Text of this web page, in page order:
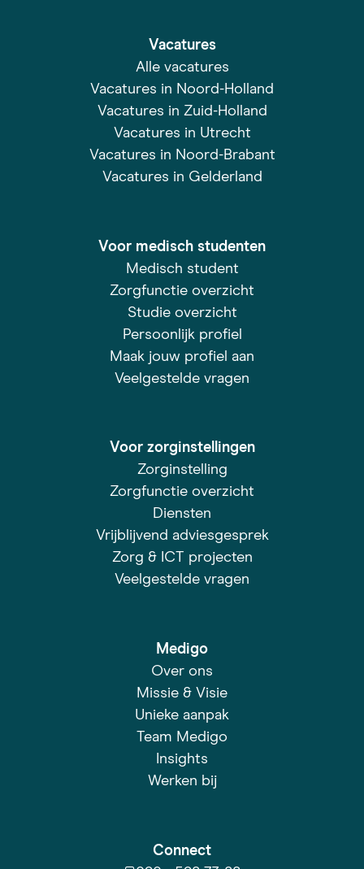
Vacatures
Alle vacatures
Vacatures in Noord-Holland
Vacatures in Zuid-Holland
Vacatures in Utrecht
Vacatures in Noord-Brabant
Vacatures in Gelderland
Voor medisch studenten
Medisch student
Zorgfunctie overzicht
Studie overzicht
Persoonlijk profiel
Maak jouw profiel aan
Veelgestelde vragen
Voor zorginstellingen
Zorginstelling
Zorgfunctie overzicht
Diensten
Vrijblijvend adviesgesprek
Zorg & ICT projecten
Veelgestelde vragen
Medigo
Over ons
Missie & Visie
Unieke aanpak
Team Medigo
Insights
Werken bij
Connect